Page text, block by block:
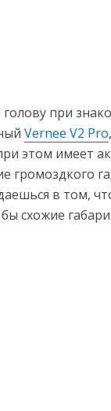
при
Vernee V2 Pro
этом имеет
громоздкого
в том,
схожие